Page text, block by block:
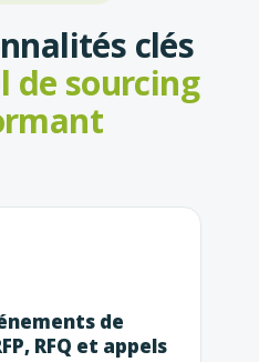
clés
de sourcing
de
RFQ et appels